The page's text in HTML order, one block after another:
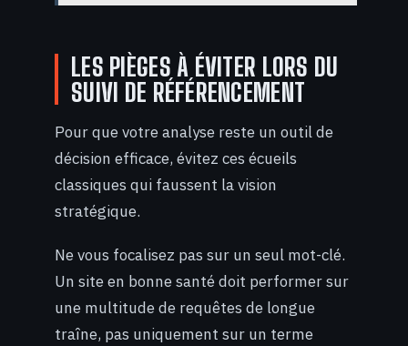
LES PIÈGES À ÉVITER LORS DU
SUIVI DE RÉFÉRENCEMENT
Pour que votre analyse reste un outil de
décision efficace, évitez ces écueils
classiques qui faussent la vision
stratégique.
Ne vous focalisez pas sur un seul mot-clé.
Un site en bonne santé doit performer sur
une multitude de requêtes de longue
traîne, pas uniquement sur un terme